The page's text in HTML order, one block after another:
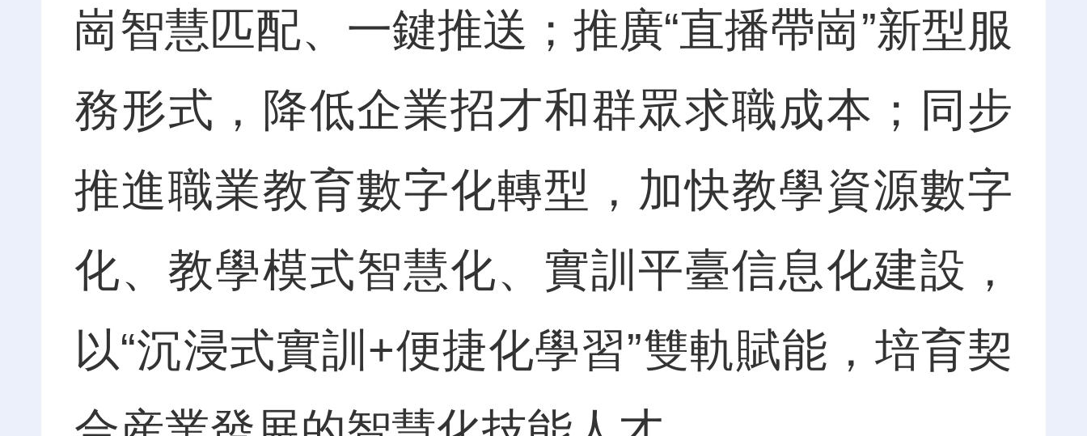
崗智慧匹配、一鍵推送；推廣“直播帶崗”新型服
務形式，降低企業招才和群眾求職成本；同步
推進職業教育數字化轉型，加快教學資源數字
化、教學模式智慧化、實訓平臺信息化建設，
以“沉浸式實訓+便捷化學習”雙軌賦能，培育契